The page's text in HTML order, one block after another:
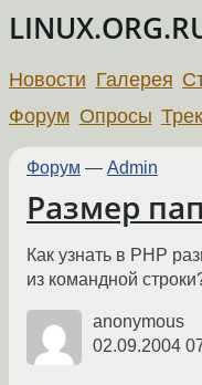
Новости Галерея
Форум Опросы
Форум — Admin
Размер
Как узнать в РНР
из командной
anonymous
02.09.2004